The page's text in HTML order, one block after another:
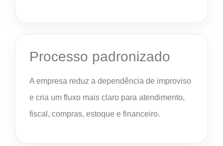
Processo padronizado
A empresa reduz a dependência de improviso
e cria um fluxo mais claro para atendimento,
fiscal, compras, estoque e financeiro.